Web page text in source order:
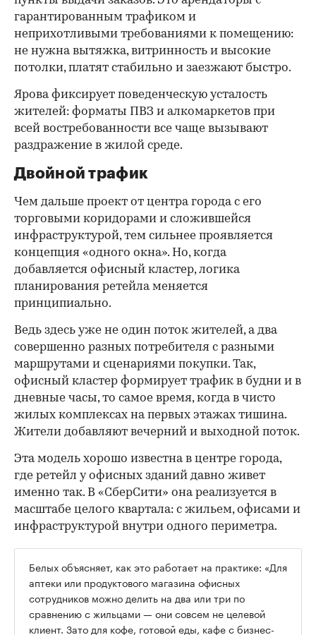
гарантированным трафиком и
неприхотливыми требованиями к помещению:
не нужна вытяжка, витринность и высокие
потолки, платят стабильно и заезжают быстро.
Ярова фиксирует поведенческую усталость
жителей: форматы ПВЗ и алкомаркетов при
всей востребованности все чаще вызывают
раздражение в жилой среде.
Двойной трафик
Чем дальше проект от центра города с его
торговыми коридорами и сложившейся
инфраструктурой, тем сильнее проявляется
концепция «одного окна». Но, когда
добавляется офисный кластер, логика
планирования ретейла меняется
принципиально.
Ведь здесь уже не один поток жителей, а два
совершенно разных потребителя с разными
маршрутами и сценариями покупки. Так,
офисный кластер формирует трафик в будни и в
дневные часы, то самое время, когда в чисто
жилых комплексах на первых этажах тишина.
Жители добавляют вечерний и выходной поток.
Эта модель хорошо известна в центре города,
где ретейл у офисных зданий давно живет
именно так. В «СберСити» она реализуется в
масштабе целого квартала: с жильем, офисами и
инфраструктурой внутри одного периметра.
Белых объясняет, как это работает на практике: «Для
аптеки или продуктового магазина офисных
сотрудников можно делить на два или три по
сравнению с жильцами — они совсем не целевой
клиент. Зато для кофе, готовой еды, кафе с бизнес-